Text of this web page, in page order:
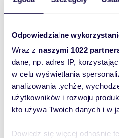
Odpowiedzialne
Wraz z naszymi 1022
dane, np. adres IP,
w celu wyświetlania
analizowania tychże,
użytkowników i rozwoju
kto używa Twoich danych i w
Dowiedz się więcej odnośnie